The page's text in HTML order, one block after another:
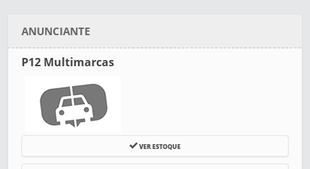
ANUNCIANTE
P12 Multimarcas
VER ESTOQUE